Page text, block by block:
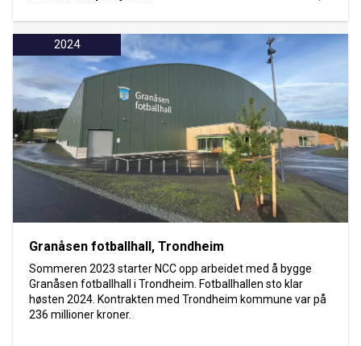
2024
Granåsen fotballhall, Trondheim
Sommeren 2023 starter NCC opp arbeidet med å bygge
Granåsen fotballhall i Trondheim. Fotballhallen sto klar
høsten 2024. Kontrakten med Trondheim kommune var på
236 millioner kroner.